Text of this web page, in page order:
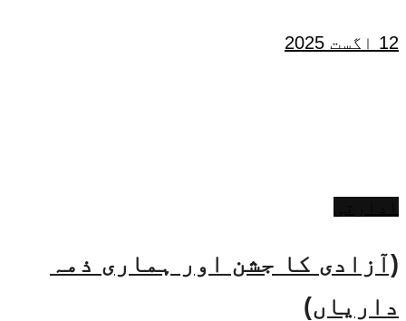
12 اگست 2025
(آزادی کا جشن اور ہماری ذمہ
داریاں)